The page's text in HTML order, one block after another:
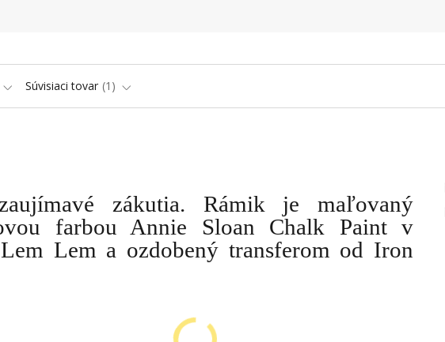
Súvisiaci tovar 1
zákutia. Rámik je maľovaný
farbou Annie Sloan Chalk Paint v
Lem a ozdobený transferom od Iron